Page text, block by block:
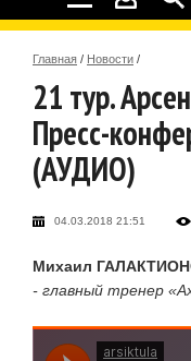
Главная / Новости /
21 тур.
Пресс-
(АУДИО)
04.03.2018 21:51
Михаил
- главный тренер